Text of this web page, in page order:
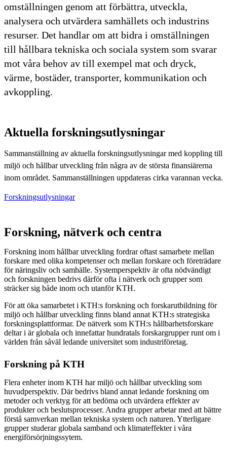
omställningen genom att förbättra, utveckla,
analysera och utvärdera samhällets och industrins
resurser. Det handlar om att bidra i omställningen
till hållbara tekniska och sociala system som svarar
mot våra behov av till exempel mat och dryck,
värme, bostäder, transporter, kommunikation och
avkoppling.
Aktuella forskningsutlysningar
Sammanställning av aktuella forskningsutlysningar med koppling till
miljö och hållbar utveckling från några av de största finansiärerna
inom området. Sammanställningen uppdateras cirka varannan vecka.
Forskningsutlysningar
Forskning, nätverk och centra
Forskning inom hållbar utveckling fordrar oftast samarbete mellan
forskare med olika kompetenser och mellan forskare och företrädare
för näringsliv och samhälle. Systemperspektiv är ofta nödvändigt
och forskningen bedrivs därför ofta i nätverk och grupper som
sträcker sig både inom och utanför KTH.
För att öka samarbetet i KTH:s forskning och forskarutbildning för
miljö och hållbar utveckling finns bland annat KTH:s strategiska
forskningsplattformar. De nätverk som KTH:s hållbarhetsforskare
deltar i är globala och innefattar hundratals forskargrupper runt om i
världen från såväl ledande universitet som industriföretag.
Forskning på KTH
Flera enheter inom KTH har miljö och hållbar utveckling som
huvudperspektiv. Där bedrivs bland annat ledande forskning om
metoder och verktyg för att bedöma och utvärdera effekter av
produkter och beslutsprocesser. Andra grupper arbetar med att bättre
förstå samverkan mellan tekniska system och naturen. Ytterligare
grupper studerar globala samband och klimateffekter i våra
energiförsörjningssytem.